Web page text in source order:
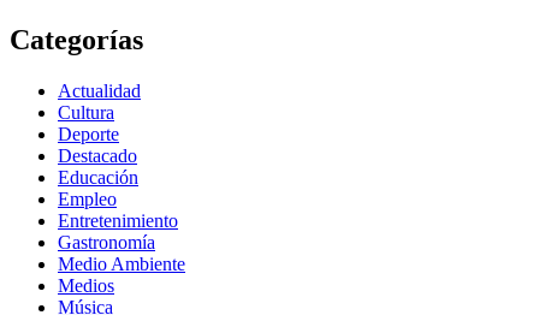
Categorías
Actualidad
Cultura
Deporte
Destacado
Educación
Empleo
Entretenimiento
Gastronomía
Medio Ambiente
Medios
Música